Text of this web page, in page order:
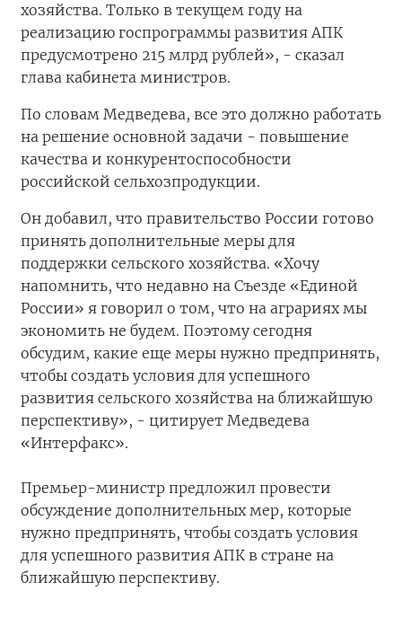
хозяйства. Только в текущем году на
реализацию госпрограммы развития АПК
предусмотрено 215 млрд рублей», - сказал
глава кабинета министров.
По словам Медведева, все это должно работать
на решение основной задачи - повышение
качества и конкурентоспособности
российской сельхозпродукции.
Он добавил, что правительство России готово
принять дополнительные меры для
поддержки сельского хозяйства. «Хочу
напомнить, что недавно на Съезде «Единой
России» я говорил о том, что на аграриях мы
экономить не будем. Поэтому сегодня
обсудим, какие еще меры нужно предпринять,
чтобы создать условия для успешного
развития сельского хозяйства на ближайшую
перспективу», - цитирует Медведева
«Интерфакс».
Премьер-министр предложил провести
обсуждение дополнительных мер, которые
нужно предпринять, чтобы создать условия
для успешного развития АПК в стране на
ближайшую перспективу.